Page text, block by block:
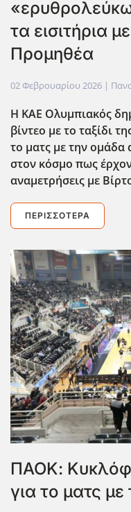
τα εισιτήρια
Προμηθέα
02 Φεβρουαρίου 2026 |
Η ΚΑΕ Ολυμπιακός
βίντεο με το ταξίδι
το ματς με την ομάδα
στον κόσμο πως
αναμετρήσεις με
ΠΕΡΙΣΣΌΤΕΡΑ
ΠΑΟΚ:
για το ματς